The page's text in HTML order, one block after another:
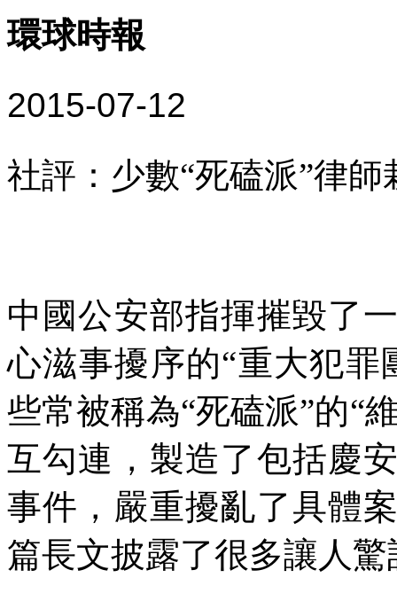
環球時報
2015-07-12
社評：少數“死磕派”律
中國公安部指揮摧毀了
心滋事擾序的“重大犯
些常被稱為“死磕派”的“
互勾連，製造了包括慶
事件，嚴重擾亂了具體
篇長文披露了很多讓人